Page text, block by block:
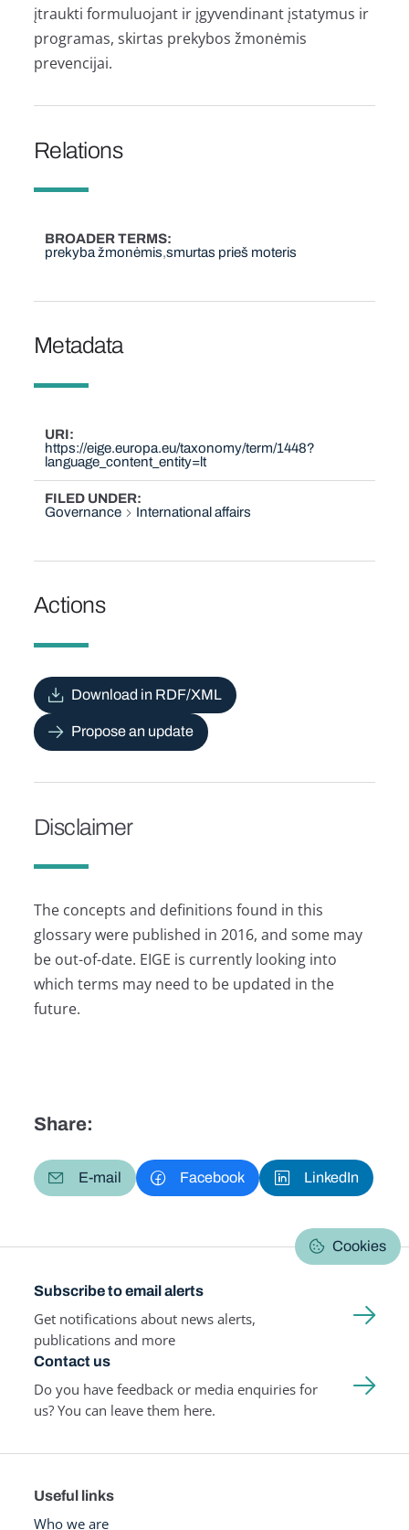
įtraukti formuluojant ir įgyvendinant įstatymus ir
programas, skirtas prekybos žmonėmis
prevencijai.
Relations
BROADER TERMS
prekyba žmonėmis smurtas prieš moteris
Metadata
URI
https://eige.europa.eu/taxonomy/term/1448?
language_content_entity=lt
FILED UNDER
Governance
International affairs
Actions
Download in RDF/XML
Propose an update
Disclaimer
The concepts and definitions found in this
glossary were published in 2016, and some may
be out-of-date. EIGE is currently looking into
which terms may need to be updated in the
future.
Share:
E-mail Facebook LinkedIn
Cookies
Subscribe to email alerts
Get notifications about news alerts,
publications and more
Contact us
Do you have feedback or media enquiries for
us? You can leave them here.
Useful links
Who we are